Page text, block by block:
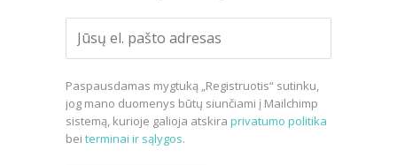
Paspausdamas mygtuką „Registruotis“ sutinku,
jog mano duomenys būtų siunčiami į Mailchimp
sistemą, kurioje galioja atskira privatumo politika
bei terminai ir sąlygos.